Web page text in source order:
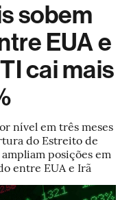
sobem
EUA e
cai mais
nível em três meses
do Estreito de
posições em
entre EUA e Irã